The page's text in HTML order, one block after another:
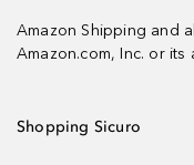
Amazon Shipping and
Amazon.com, Inc. or its
Shopping Sicuro